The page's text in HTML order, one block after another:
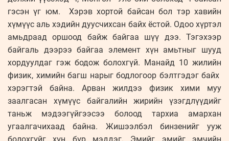
гэсэн үг юм. Хэрэв хортой байсан бол тэр хавийн
хүмүүс аль хэдийн дуусчихсан байх ёстой. Одоо хүртэл
амьдраад оршоод байж байгаа шүү дээ. Тэгэхээр
байгаль дээрээ байгаа элемент хүн амьтныг шууд
хордуулдаг гэж бодож болохгүй. Манайд 10 жилийн
физик, химийн багш нарыг бодлогоор бэлтгэдэг байх
хэрэгтэй байна. Арван жилдээ физик хими муу
заалгасан хүмүүс байгалийн жирийн үзэгдлүүдийг
таньж мэдээгүйгээсээ болоод тархиа амархан
угаалгачихаад байна. Жишээлбэл бинзенийг ууж